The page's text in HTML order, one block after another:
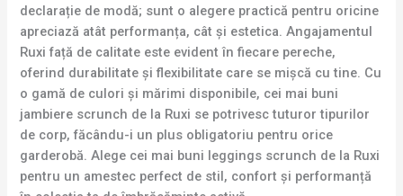
declarație de modă; sunt o alegere practică pentru oricine
apreciază atât performanța, cât și estetica. Angajamentul
Ruxi față de calitate este evident în fiecare pereche,
oferind durabilitate și flexibilitate care se mișcă cu tine. Cu
o gamă de culori și mărimi disponibile, cei mai buni
jambiere scrunch de la Ruxi se potrivesc tuturor tipurilor
de corp, făcându-i un plus obligatoriu pentru orice
garderobă. Alege cei mai buni leggings scrunch de la Ruxi
pentru un amestec perfect de stil, confort și performanță